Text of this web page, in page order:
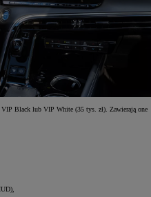
Black lub VIP White (35 tys. zł). Zawierają one